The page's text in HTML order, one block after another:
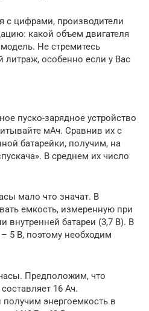
с цифрами, производители
какой объем двигателя
Не стремитесь
литраж, особенно если у Вас
пуско-зарядное устройство
мАч. Сравнив их с
батарейки, получим, на
В среднем их число
мало что значат. В
емкость, измеренную при
внутренней батареи (3,7 В). В
5 В, поэтому необходим
Предположим, что
16 Ач.
энергоемкость в